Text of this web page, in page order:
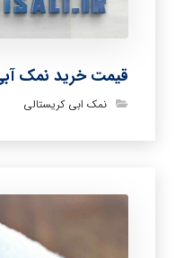
قیمت خرید نمک
نمک ابی کریستالی